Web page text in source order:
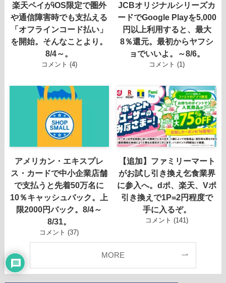
楽天ペイがiOS限定で圏外
や通信障害時でも支払える
「オフラインコード払い」
を開始。そんなことより。
8/4～。
コメント (4)
JCBオリジナルシリーズカ
ードでGoogle Playを5,000
円以上利用すると、最大
8％還元。最初からヤフシ
ョでいいよ。～8/6。
コメント (1)
アメリカン・エキスプレ
ス・カードで中小企業店舗
で支払うと先着50万名に
10％キャッシュバック。上
限2000円バック。8/4～
8/31。
コメント (37)
【追加】ファミリーマート
がお試し引き換え乞食業界
に参入へ。dポ、楽天、Vポ
引き換えで1P=2円程度で
手に入るぞ。
コメント (141)
MORE